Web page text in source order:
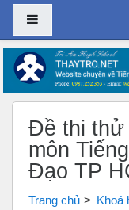
Chuyển tới nội dung chính
Bảng điều khiển
Đề thi thử
môn
Đạo TP
Trang chủ
Khoá